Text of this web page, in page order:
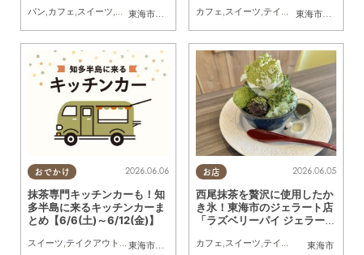
東海市
,大府市 知多市 ,半田市 ,常滑市,南知多町
パン,カフェ,スイーツ,テイクアウト 専門店,まとめ記事 東海市
,大府市
カフェ,スイーツ,テイクアウト ,キッチン
おでかけ
東海市
, 大府市 知多市 ,東浦町 ,阿久比町 ,半田市,常滑市
2026.06.06
抹茶専門キッチンカーも！知
多半島に来るキッチンカーま
とめ【6/6(土)～6/12(金)】
スイーツ,テイクアウト ,キッチンカー イベント ,まとめ記事
お店
東海市
2026.06.05
西尾抹茶を贅沢に使用したか
き氷！東海市のジェラート店
「ラズベリーパイ ジェラート
カフェ,スイーツ,テイクアウト ,行ってみ